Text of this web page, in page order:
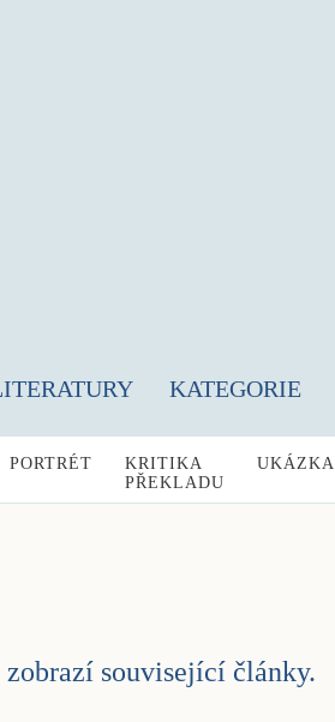
KATEGORIE
PORTRÉT
KRITIKA
PŘEKLADU
UKÁZKA
související články.